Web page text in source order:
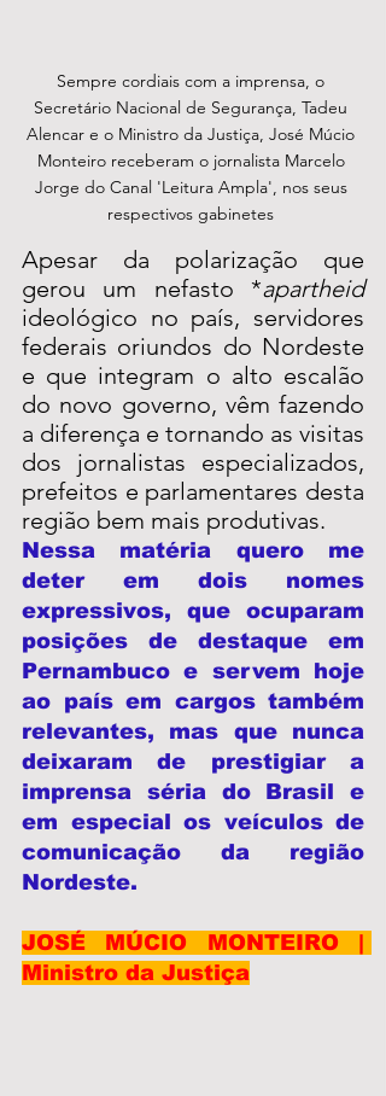
Sempre cordiais com a imprensa, o
Secretário Nacional de Segurança, Tadeu
Alencar e o Ministro da Justiça, José Múcio
Monteiro receberam o jornalista Marcelo
Jorge do Canal 'Leitura Ampla', nos seus
respectivos gabinetes
Apesar da polarização que
gerou um nefasto *apartheid
ideológico no país, servidores
federais oriundos do Nordeste
e que integram o alto escalão
do novo governo, vêm fazendo
a diferença e tornando as visitas
dos jornalistas especializados,
prefeitos e parlamentares desta
região bem mais produtivas.
Nessa matéria quero me
deter em dois nomes
expressivos, que ocuparam
posições de destaque em
Pernambuco e servem hoje
ao país em cargos também
relevantes, mas que nunca
deixaram de prestigiar a
imprensa séria do Brasil e
em especial os veículos de
comunicação da região
Nordeste.
JOSÉ MÚCIO MONTEIRO |
Ministro da Justiça